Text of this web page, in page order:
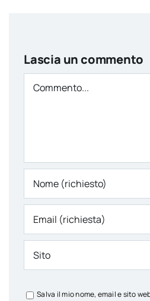
Lascia un commento
Comment
Salva il mio nome, email e sito